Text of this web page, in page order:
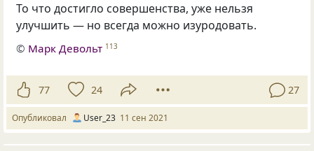
То что достигло совершенства, уже нельзя
улучшить — но всегда можно изуродовать.
© Марк Девольт 113
77 24 27
Опубликовал User_23 11 сен 2021